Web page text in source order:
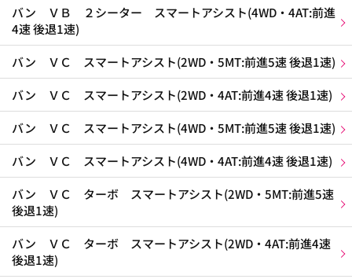
バン ＶＢ ２シーター スマートアシスト(4WD・4AT:前進
4速 後退1速)
バン ＶＣ スマートアシスト(2WD・5MT:前進5速 後退1速)
バン ＶＣ スマートアシスト(2WD・4AT:前進4速 後退1速)
バン ＶＣ スマートアシスト(4WD・5MT:前進5速 後退1速)
バン ＶＣ スマートアシスト(4WD・4AT:前進4速 後退1速)
バン ＶＣ ターボ スマートアシスト(2WD・5MT:前進5速
後退1速)
バン ＶＣ ターボ スマートアシスト(2WD・4AT:前進4速
後退1速)